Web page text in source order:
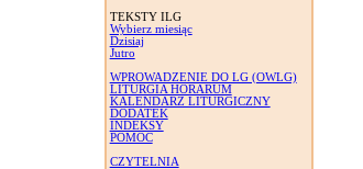
TEKSTY ILG
Wybierz miesiąc
Dzisiaj
Jutro
WPROWADZENIE DO LG (OWLG)
LITURGIA HORARUM
KALENDARZ LITURGICZNY
DODATEK
INDEKSY
POMOC
CZYTELNIA